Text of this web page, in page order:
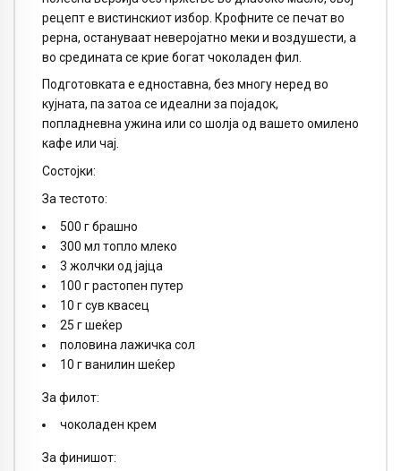
рецепт е вистинскиот избор. Крофните се печат во
рерна, остануваат неверојатно меки и воздушести, а
во средината се крие богат чоколаден фил.
Подготовката е едноставна, без многу неред во
кујната, па затоа се идеални за појадок,
попладневна ужина или со шолја од вашето омилено
кафе или чај.
Состојки:
За тестото:
500 г брашно
300 мл топло млеко
3 жолчки од јајца
100 г растопен путер
10 г сув квасец
25 г шеќер
половина лажичка сол
10 г ванилин шеќер
За филот:
чоколаден крем
За финишот: